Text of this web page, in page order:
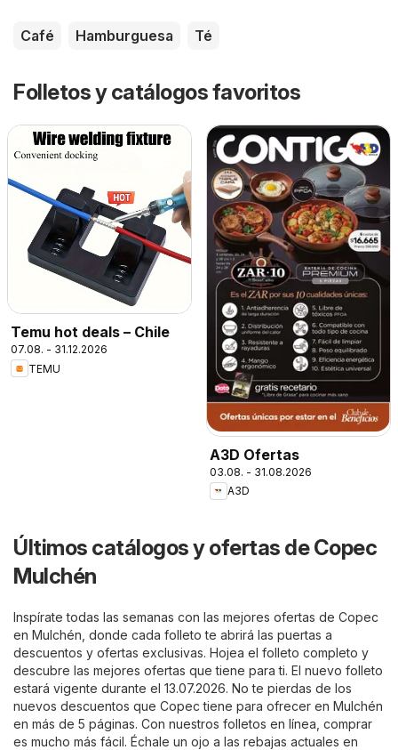
Café Hamburguesa Té
Folletos y catálogos favoritos
Temu hot deals – Chile
07.08. - 31.12.2026
TEMU
A3D Ofertas
03.08. - 31.08.2026
A3D
Últimos catálogos y ofertas de Copec
Mulchén
Inspírate todas las semanas con las mejores ofertas de Copec
en Mulchén, donde cada folleto te abrirá las puertas a
descuentos y ofertas exclusivas. Hojea el folleto completo y
descubre las mejores ofertas que tiene para ti. El nuevo folleto
estará vigente durante el 13.07.2026. No te pierdas de los
nuevos descuentos que Copec tiene para ofrecer en Mulchén
en más de 5 páginas. Con nuestros folletos en línea, comprar
es mucho más fácil. Échale un ojo a las rebajas actuales en